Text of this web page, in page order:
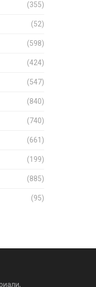
(355)
(52)
(598)
(424)
(547)
(840)
(740)
(661)
(199)
(885)
(95)